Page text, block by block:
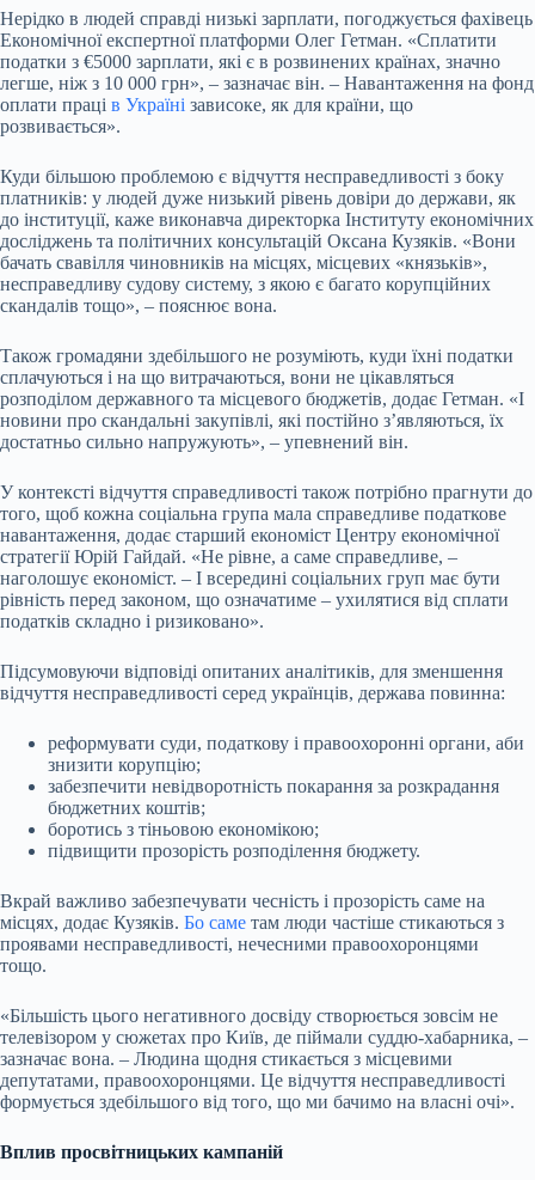
Нерідко в людей справді низькі зарплати, погоджується фахівець
Економічної експертної платформи Олег Гетман. «Сплатити
податки з €5000 зарплати, які є в розвинених країнах, значно
легше, ніж з 10 000 грн», – зазначає він. – Навантаження на фонд
оплати праці в Україні зависоке, як для країни, що
розвивається».
Куди більшою проблемою є відчуття несправедливості з боку
платників: у людей дуже низький рівень довіри до держави, як
до інституції, каже виконавча директорка Інституту економічних
досліджень та політичних консультацій Оксана Кузяків. «Вони
бачать свавілля чиновників на місцях, місцевих «князьків»,
несправедливу судову систему, з якою є багато корупційних
скандалів тощо», – пояснює вона.
Також громадяни здебільшого не розуміють, куди їхні податки
сплачуються і на що витрачаються, вони не цікавляться
розподілом державного та місцевого бюджетів, додає Гетман. «І
новини про скандальні закупівлі, які постійно з’являються, їх
достатньо сильно напружують», – упевнений він.
У контексті відчуття справедливості також потрібно прагнути до
того, щоб кожна соціальна група мала справедливе податкове
навантаження, додає старший економіст Центру економічної
стратегії Юрій Гайдай. «Не рівне, а саме справедливе, –
наголошує економіст. – І всередині соціальних груп має бути
рівність перед законом, що означатиме – ухилятися від сплати
податків складно і ризиковано».
Підсумовуючи відповіді опитаних аналітиків, для зменшення
відчуття несправедливості серед українців, держава повинна:
реформувати суди, податкову і правоохоронні органи, аби
знизити корупцію;
забезпечити невідворотність покарання за розкрадання
бюджетних коштів;
боротись з тіньовою економікою;
підвищити прозорість розподілення бюджету.
Вкрай важливо забезпечувати чесність і прозорість саме на
місцях, додає Кузяків. Бо саме там люди частіше стикаються з
проявами несправедливості, нечесними правоохоронцями
тощо.
«Більшість цього негативного досвіду створюється зовсім не
телевізором у сюжетах про Київ, де піймали суддю-хабарника, –
зазначає вона. – Людина щодня стикається з місцевими
депутатами, правоохоронцями. Це відчуття несправедливості
формується здебільшого від того, що ми бачимо на власні очі».
Вплив просвітницьких кампаній